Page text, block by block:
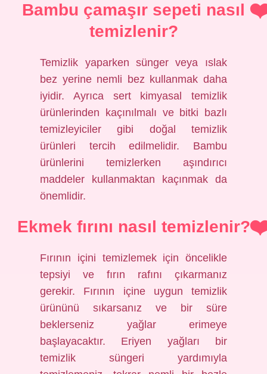
Bambu çamaşır sepeti nasıl
temizlenir?
Temizlik yaparken sünger veya ıslak
bez yerine nemli bez kullanmak daha
iyidir. Ayrıca sert kimyasal temizlik
ürünlerinden kaçınılmalı ve bitki bazlı
temizleyiciler gibi doğal temizlik
ürünleri tercih edilmelidir. Bambu
ürünlerini temizlerken aşındırıcı
maddeler kullanmaktan kaçınmak da
önemlidir.
Ekmek fırını nasıl temizlenir?
Fırının içini temizlemek için öncelikle
tepsiyi ve fırın rafını çıkarmanız
gerekir. Fırının içine uygun temizlik
ürününü sıkarsanız ve bir süre
beklerseniz yağlar erimeye
başlayacaktır. Eriyen yağları bir
temizlik süngeri yardımıyla